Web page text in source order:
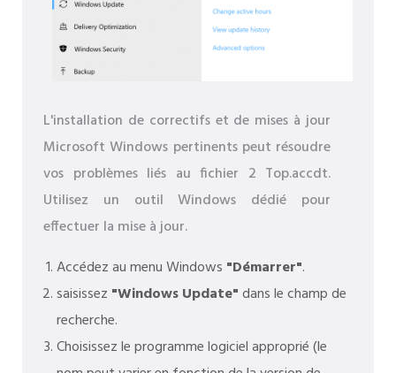
L'installation de correctifs et de mises à jour
Microsoft Windows pertinents peut résoudre
vos problèmes liés au fichier 2 Top.accdt.
Utilisez un outil Windows dédié pour
effectuer la mise à jour.
Accédez au menu Windows "Démarrer".
saisissez "Windows Update"dans le champ de
recherche.
Choisissez le programme logiciel approprié (le